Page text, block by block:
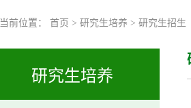
当前位置： 首页 > 研究生培养 > 研究生招生
研究生培养